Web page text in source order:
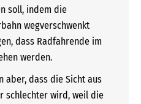
soll, indem die
wegverschwenkt
dass Radfahrende im
werden.
aber, dass die Sicht aus
schlechter wird, weil die